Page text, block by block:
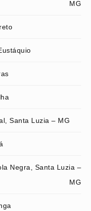
MG
Santa Luzia – MG
Negra, Santa Luzia –
MG